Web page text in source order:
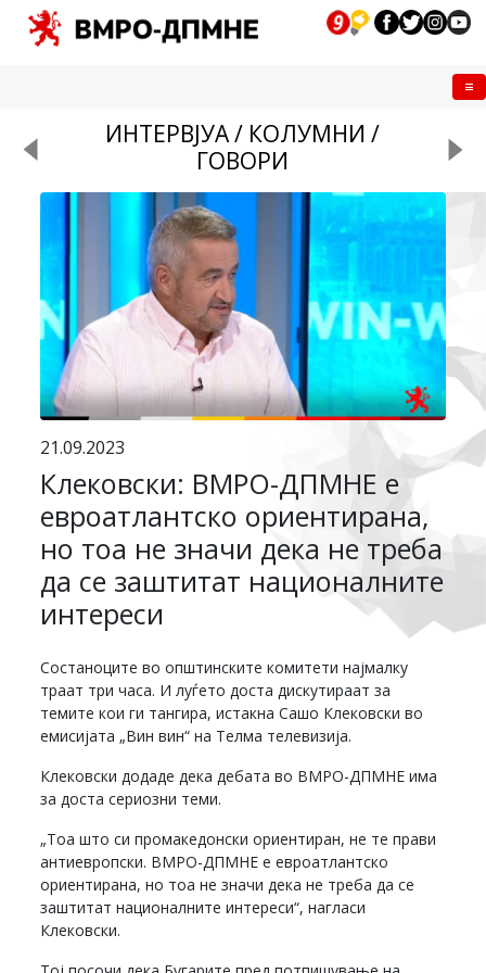
ИНТЕРВЈУА / КОЛУМНИ /
ГОВОРИ
21.09.2023
Клековски: ВМРО-ДПМНЕ е
евроатлантско ориентирана,
но тоа не значи дека не треба
да се заштитат националните
интереси
Состаноците во општинските комитети најмалку
траат три часа. И луѓето доста дискутираат за
темите кои ги тангира, истакна Сашо Клековски во
емисијата „Вин вин“ на Телма телевизија.
Клековски додаде дека дебата во ВМРО-ДПМНЕ има
за доста сериозни теми.
„Тоа што си промакедонски ориентиран, не те прави
антиевропски. ВМРО-ДПМНЕ е евроатлантско
ориентирана, но тоа не значи дека не треба да се
заштитат националните интереси“, нагласи
Клековски.